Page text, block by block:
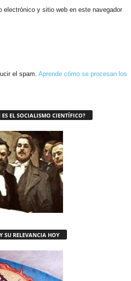
electrónico y sitio web en este navegador
el spam. Aprende cómo se procesan los
ES EL SOCIALISMO CIENTÍFICO?
SU RELEVANCIA HOY